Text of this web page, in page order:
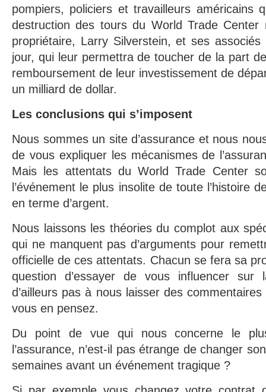
pompiers, policiers et travailleurs américains
destruction des tours du World Trade Center
propriétaire, Larry Silverstein, et ses
jour, qui leur permettra de toucher de la part
remboursement de leur investissement de
un milliard de dollar.
Les conclusions qui s’imposent
Nous sommes un site d’assurance et nous
de vous expliquer les mécanismes de
Mais les attentats du World Trade Center
l’événement le plus insolite de toute l’histoire
en terme d’argent.
Nous laissons les théories du complot aux
qui ne manquent pas d’arguments pour
officielle de ces attentats. Chacun se fera sa
question d’essayer de vous influencer sur
d’ailleurs pas à nous laisser des
vous en pensez.
Du point de vue qui nous concerne le
l’assurance, n’est-il pas étrange de changer
semaines avant un événement tragique ?